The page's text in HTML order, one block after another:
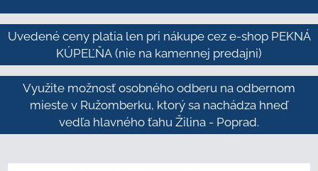
Uvedené ceny platia len pri nákupe cez e-shop PEKNÁ
KÚPEĽŇA (nie na kamennej predajni)
Využite možnosť osobného odberu na odbernom
mieste v Ružomberku, ktorý sa nachádza hneď
vedľa hlavného ťahu Žilina - Poprad.